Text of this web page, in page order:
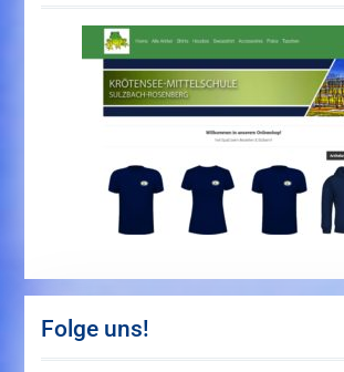
Folge uns!